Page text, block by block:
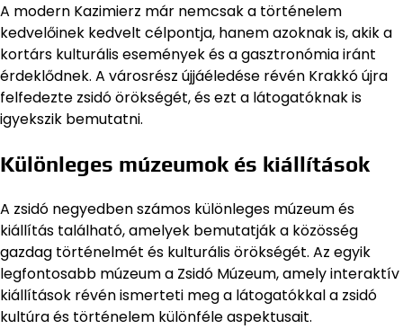
A modern Kazimierz már nemcsak a történelem
kedvelőinek kedvelt célpontja, hanem azoknak is, akik a
kortárs kulturális események és a gasztronómia iránt
érdeklődnek. A városrész újjáéledése révén Krakkó újra
felfedezte zsidó örökségét, és ezt a látogatóknak is
igyekszik bemutatni.
Különleges múzeumok és kiállítások
A zsidó negyedben számos különleges múzeum és
kiállítás található, amelyek bemutatják a közösség
gazdag történelmét és kulturális örökségét. Az egyik
legfontosabb múzeum a Zsidó Múzeum, amely interaktív
kiállítások révén ismerteti meg a látogatókkal a zsidó
kultúra és történelem különféle aspektusait.